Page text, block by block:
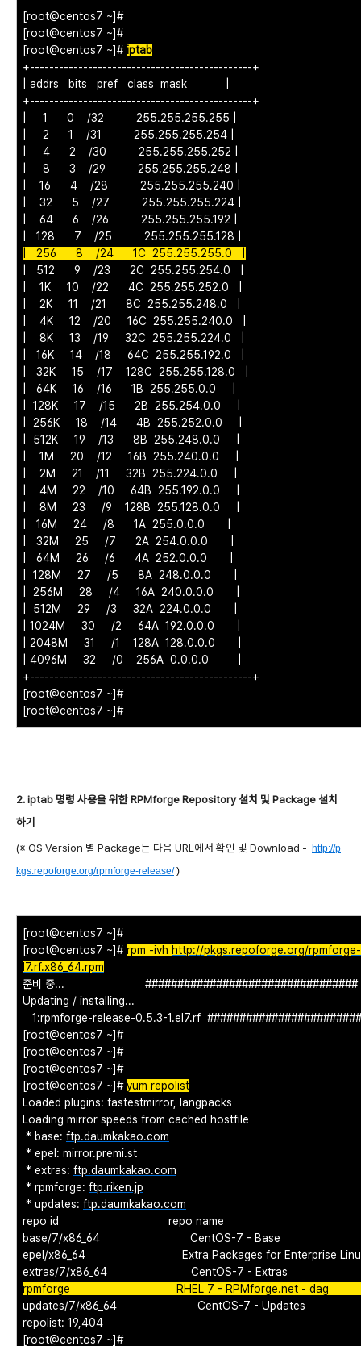
[root@centos7 ~]#
[root@centos7 ~]#
[root@centos7 ~]#iptab
+----------------------------------------------+
| addrs bits pref class mask |
+----------------------------------------------+
| 1 0 /32 255.255.255.255 |
| 2 1 /31 255.255.255.254 |
| 4 2 /30 255.255.255.252 |
| 8 3 /29 255.255.255.248 |
| 16 4 /28 255.255.255.240 |
| 32 5 /27 255.255.255.224 |
| 64 6 /26 255.255.255.192 |
| 128 7 /25 255.255.255.128 |
| 256 8 /24 1C 255.255.255.0 |
| 512 9 /23 2C 255.255.254.0 |
| 1K 10 /22 4C 255.255.252.0 |
| 2K 11 /21 8C 255.255.248.0 |
| 4K 12 /20 16C 255.255.240.0 |
| 8K 13 /19 32C 255.255.224.0 |
| 16K 14 /18 64C 255.255.192.0 |
| 32K 15 /17 128C 255.255.128.0 |
| 64K 16 /16 1B 255.255.0.0 |
| 128K 17 /15 2B 255.254.0.0 |
| 256K 18 /14 4B 255.252.0.0 |
| 512K 19 /13 8B 255.248.0.0 |
| 1M 20 /12 16B 255.240.0.0 |
| 2M 21 /11 32B 255.224.0.0 |
| 4M 22 /10 64B 255.192.0.0 |
| 8M 23 /9 128B 255.128.0.0 |
| 16M 24 /8 1A 255.0.0.0 |
| 32M 25 /7 2A 254.0.0.0 |
| 64M 26 /6 4A 252.0.0.0 |
| 128M 27 /5 8A 248.0.0.0 |
| 256M 28 /4 16A 240.0.0.0 |
| 512M 29 /3 32A 224.0.0.0 |
| 1024M 30 /2 64A 192.0.0.0 |
| 2048M 31 /1 128A 128.0.0.0 |
| 4096M 32 /0 256A 0.0.0.0 |
+----------------------------------------------+
[root@centos7 ~]#
[root@centos7 ~]#
2. iptab 명령 사용을 위한 RPMforge Repository 설치 및 Package 설치
하기
(※ OS Version 별 Package는 다음 URL에서 확인 및 Download - http://p
kgs.repoforge.org/rpmforge-release/)
[root@centos7 ~]#
[root@centos7 ~]#rpm -ivh http://pkgs.repoforge.org/
l7.rf.x86_64.rpm
준비 중... #################################
Updating / installing...
1:rpmforge-release-0.5.3-1.el7.rf
[root@centos7 ~]#
[root@centos7 ~]#
[root@centos7 ~]#
[root@centos7 ~]#yum repolist
Loaded plugins: fastestmirror, langpacks
Loading mirror speeds from cached hostfile
* base: ftp.daumkakao.com
* epel: mirror.premi.st
* extras: ftp.daumkakao.com
* rpmforge: ftp.riken.jp
* updates: ftp.daumkakao.com
repo id repo name
base/7/x86_64 CentOS-7 -
epel/x86_64 Extra Packages for Enterprise
extras/7/x86_64 CentOS-7 -
rpmforge RHEL 7 -
updates/7/x86_64 CentOS-7 -
repolist: 19,404
[root@centos7 ~]#